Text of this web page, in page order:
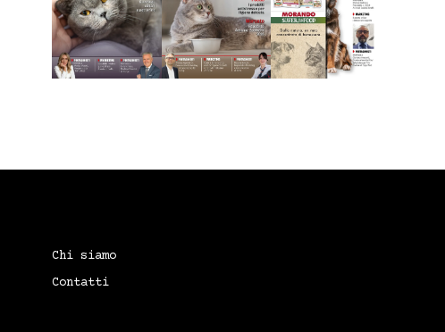
Chi siamo
Contatti